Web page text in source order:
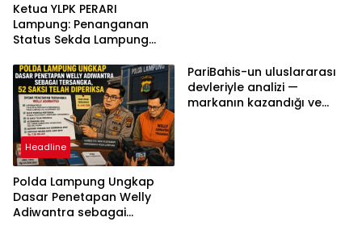
Ketua YLPK PERARI
Lampung: Penanganan
Status Sekda Lampung
Berdasarkan Aturan,
Bukan Tekanan Opini
Headline
Polda Lampung Ungkap
Dasar Penetapan Welly
Adiwantra sebagai
PariBahis-un uluslararası
devleriyle analizi —
markanın kazandığı ve